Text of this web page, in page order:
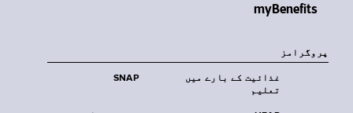
myBenefits
پروگرامز
SNAP
غذائیت کے بارے میں
تعلیم